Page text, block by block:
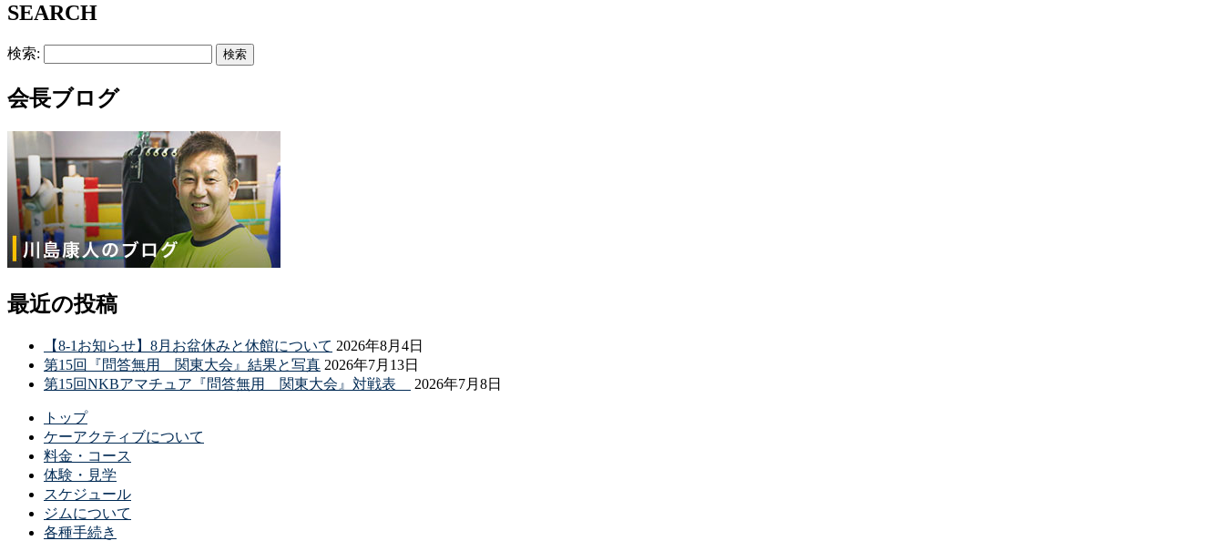
SEARCH
検索:
会長ブログ
最近の投稿
【8-1お知らせ】8月お盆休みと休館について 2026年8月4日
第15回『問答無用 関東大会』結果と写真 2026年7月13日
第15回NKBアマチュア『問答無用 関東大会』対戦表
2026年7月8日
トップ
ケーアクティブについて
料金・コース
体験・見学
スケジュール
ジムについて
各種手続き